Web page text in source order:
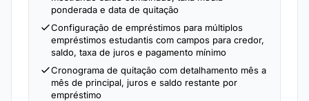
ponderada e data de quitação
Configuração de empréstimos para múltiplos
empréstimos estudantis com campos para credor,
saldo, taxa de juros e pagamento mínimo
Cronograma de quitação com detalhamento mês a
mês de principal, juros e saldo restante por
empréstimo